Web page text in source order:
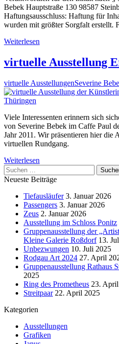
Bebek Hauptstraße 130 98587
Haftungsausschluss: Haftung für
wurden mit größter Sorgfalt erstellt.
Weiterlesen
virtuelle Ausstellung
virtuelle AusstellungenSeverine
Viele Interessenten erinnern sich
von Severine Bebek im Caffe Paul
Jahr 2011. Wir präsentieren hier die
virtuellen Rundgang.
Weiterlesen
Suchen
nach:
Neueste Beiträge
Tiefausläufer 3. Januar 2026
Passengers 3. Januar 2026
Zeus 2. Januar 2026
Ausstellung im Schloss Ponitz
Gruppenausstellung der
Kleine Galerie Roßdorf 13.
Unbezwungen 10. Juli 2025
Rodgau Art 2024 27. April
Gruppenausstellung Rathaus
2025
Ring des Prometheus 23.
Streitpaar 22. April 2025
Kategorien
Ausstellungen
Grafiken